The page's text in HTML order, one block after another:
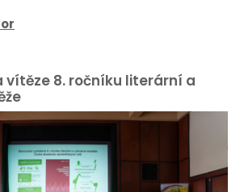
vítěze 8. ročníku literární a